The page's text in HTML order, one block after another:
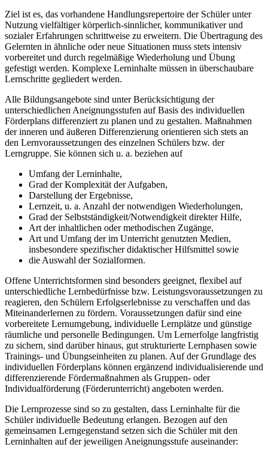
Ziel ist es, das vorhandene Handlungsrepertoire der Schüler unter
Nutzung vielfältiger körperlich-sinnlicher, kommunikativer und
sozialer Erfahrungen schrittweise zu erweitern. Die Übertragung des
Gelernten in ähnliche oder neue Situationen muss stets intensiv
vorbereitet und durch regelmäßige Wiederholung und Übung
gefestigt werden. Komplexe Lerninhalte müssen in überschaubare
Lernschritte gegliedert werden.
Alle Bildungsangebote sind unter Berücksichtigung der
unterschiedlichen Aneignungsstufen auf Basis des individuellen
Förderplans differenziert zu planen und zu gestalten. Maßnahmen
der inneren und äußeren Differenzierung orientieren sich stets an
den Lernvoraussetzungen des einzelnen Schülers bzw. der
Lerngruppe. Sie können sich u. a. beziehen auf
Umfang der Lerninhalte,
Grad der Komplexität der Aufgaben,
Darstellung der Ergebnisse,
Lernzeit, u. a. Anzahl der notwendigen Wiederholungen,
Grad der Selbstständigkeit/Notwendigkeit direkter Hilfe,
Art der inhaltlichen oder methodischen Zugänge,
Art und Umfang der im Unterricht genutzten Medien,
insbesondere spezifischer didaktischer Hilfsmittel sowie
die Auswahl der Sozialformen.
Offene Unterrichtsformen sind besonders geeignet, flexibel auf
unterschiedliche Lernbedürfnisse bzw. Leistungsvoraussetzungen zu
reagieren, den Schülern Erfolgserlebnisse zu verschaffen und das
Miteinanderlernen zu fördern. Voraussetzungen dafür sind eine
vorbereitete Lernumgebung, individuelle Lernplätze und günstige
räumliche und personelle Bedingungen. Um Lernerfolge langfristig
zu sichern, sind darüber hinaus, gut strukturierte Lernphasen sowie
Trainings- und Übungseinheiten zu planen. Auf der Grundlage des
individuellen Förderplans können ergänzend individualisierende und
differenzierende Fördermaßnahmen als Gruppen- oder
Individualförderung (Förderunterricht) angeboten werden.
Die Lernprozesse sind so zu gestalten, dass Lerninhalte für die
Schüler individuelle Bedeutung erlangen. Bezogen auf den
gemeinsamen Lerngegenstand setzen sich die Schüler mit den
Lerninhalten auf der jeweiligen Aneignungsstufe auseinander: